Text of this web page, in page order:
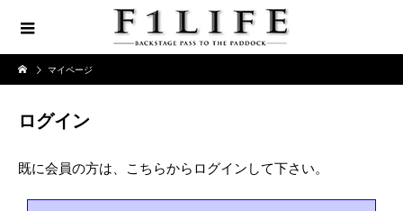
マイページ
ログイン
既に会員の方は、こちらからログインして下さい。